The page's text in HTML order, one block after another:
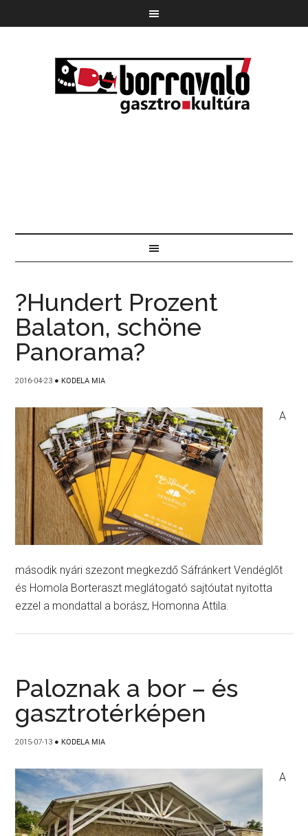
?Hundert Prozent
Balaton, schöne
Panorama?
2016-04-23 ● KODELA MIA
A
második nyári szezont megkezdő Sáfránkert Vendéglőt
és Homola Borteraszt meglátogató sajtóutat nyitotta
ezzel a mondattal a borász, Homonna Attila.
Paloznak a bor – és
gasztrotérképen
2015-07-13 ● KODELA MIA
A